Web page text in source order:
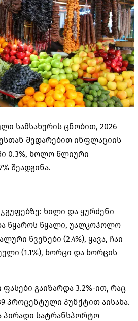
სამსახურის ცნობით, 2026
შედარებით ინფლაციის
0.3%, ხოლო წლიური
შეადგინა.
ხილი და ყურძენი
წყაროს წყალი, უალკოჰოლო
წვენები (2.4%), ყავა, ჩაი
(1.1%), ხორცი და ხორცის
ფასები გაიზარდა 3.2%-ით, რაც
პროცენტული პუნქტით აისახა.
პირადი სატრანსპორტო